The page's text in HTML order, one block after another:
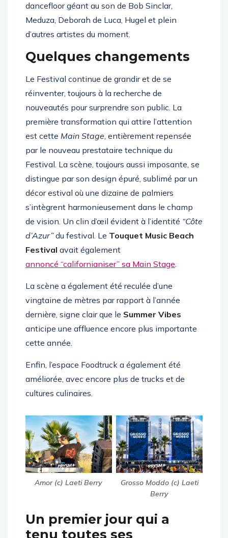
dancefloor géant au son de Bob Sinclar,
Meduza, Deborah de Luca, Hugel et plein
d’autres artistes du moment.
Quelques changements
Le Festival continue de grandir et de se
réinventer, toujours à la recherche de
nouveautés pour surprendre son public. La
première transformation qui attire l’attention
est cette Main Stage, entièrement repensée
par le nouveau prestataire technique du
Festival. La scène, toujours aussi imposante, se
distingue par son design épuré, sublimé par un
décor estival où une dizaine de palmiers
s’intègrent harmonieusement dans le champ
de vision. Un clin d’œil évident à l’identité “Côte
d’Azur”du festival. Le Touquet Music Beach
Festival avait également
annoncé “californianiser” sa Main Stage.
La scène a également été reculée d’une
vingtaine de mètres par rapport à l’année
dernière, signe clair que le Summer Vibes
anticipe une affluence encore plus importante
cette année.
Enfin, l’espace Foodtruck a également été
améliorée, avec encore plus de trucks et de
cultures culinaires.
Amor (c) Laeti Berry
Grosso Moddo (c) Laeti
Berry
Un premier jour qui a
tenu toutes ses